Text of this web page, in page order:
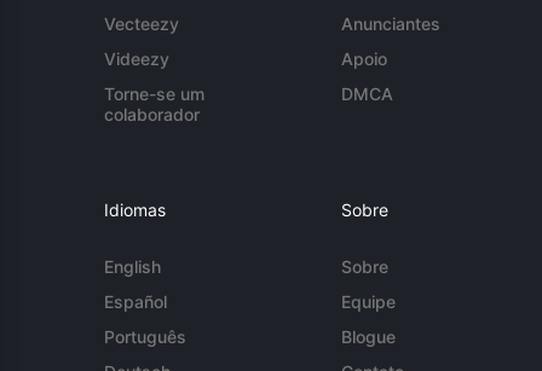
Vecteezy
Videezy
Torne-se um
colaborador
Anunciantes
Apoio
DMCA
Idiomas
English
Español
Português
Sobre
Sobre
Equipe
Blogue